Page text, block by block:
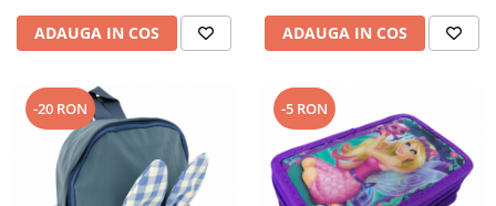
ADAUGA IN COS ADAUGA IN COS
-20 RON -5 RON